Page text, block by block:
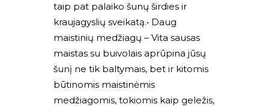
taip pat palaiko šunų širdies ir
kraujagyslių sveikatą.• Daug
maistinių medžiagų – Vita sausas
maistas su buivolais aprūpina jūsų
šunį ne tik baltymais, bet ir kitomis
būtinomis maistinėmis
medžiagomis, tokiomis kaip geležis,